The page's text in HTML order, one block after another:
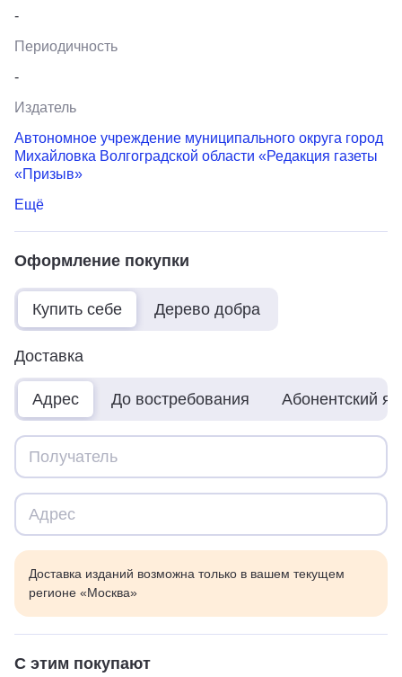
-
Периодичность
-
Издатель
Автономное учреждение муниципального округа город
Михайловка Волгоградской области «Редакция газеты
«Призыв»
Ещё
Оформление покупки
Купить себе Дерево добра
Доставка
Адрес До востребования Абонентский
Доставка изданий возможна только в вашем текущем
регионе «Москва»
С этим покупают